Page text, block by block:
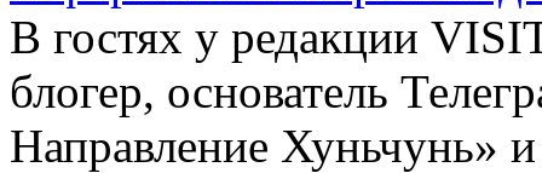
В гостях у редакции
блогер, основатель
Направление Хуньчунь»